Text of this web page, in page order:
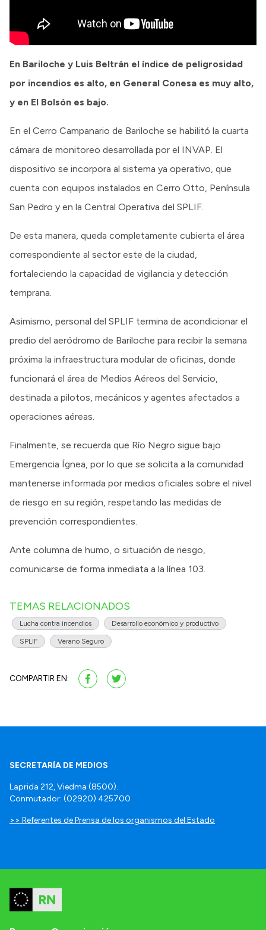
En Bariloche y Luis Beltrán el índice de peligrosidad
por incendios es alto, en General Conesa es muy alto,
y en El Bolsón es bajo.
En el Cerro Campanario de Bariloche se habilitó la cuarta
cámara de monitoreo desarrollada por el INVAP. El
dispositivo se incorpora al sistema ya operativo, que
cuenta con equipos instalados en Cerro Otto, Península
San Pedro y en la Central Operativa del SPLIF.
De esta manera, queda completamente cubierta el área
correspondiente al sector este de la ciudad,
fortaleciendo la capacidad de vigilancia y detección
temprana.
Asimismo, personal del SPLIF termina de acondicionar el
predio del aeródromo de Bariloche para recibir la semana
próxima la infraestructura modular de oficinas, donde
funcionará el área de Medios Aéreos del Servicio,
destinada a pilotos, mecánicos y agentes afectados a
operaciones aéreas.
Finalmente, se recuerda que Río Negro sigue bajo
Emergencia Ígnea, por lo que se solicita a la comunidad
mantenerse informada por medios oficiales sobre el nivel
de riesgo en su región, respetando las medidas de
prevención correspondientes.
Ante columna de humo, o situación de riesgo,
comunicarse de forma inmediata a la línea 103.
TEMAS RELACIONADOS
Lucha contra incendios Desarrollo económico y productivo
SPLIF Verano Seguro
COMPARTIR EN:
SECRETARÍA DE MEDIOS
Laprida 212, Viedma (8500).
Conmutador: (02920) 425700
>> Referentes de Prensa de los organismos del Estado